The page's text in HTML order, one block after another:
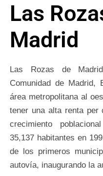
Las
Madrid
Las Rozas de
Comunidad de Madrid,
área metropolitana al
tener una alta renta per
crecimiento
35,137 habitantes en
de los primeros
autovía, inaugurando la